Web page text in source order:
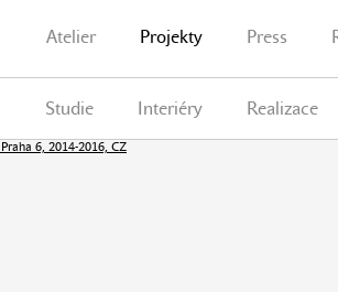
Atelier Projekty Press
Studie Interiéry Realizace